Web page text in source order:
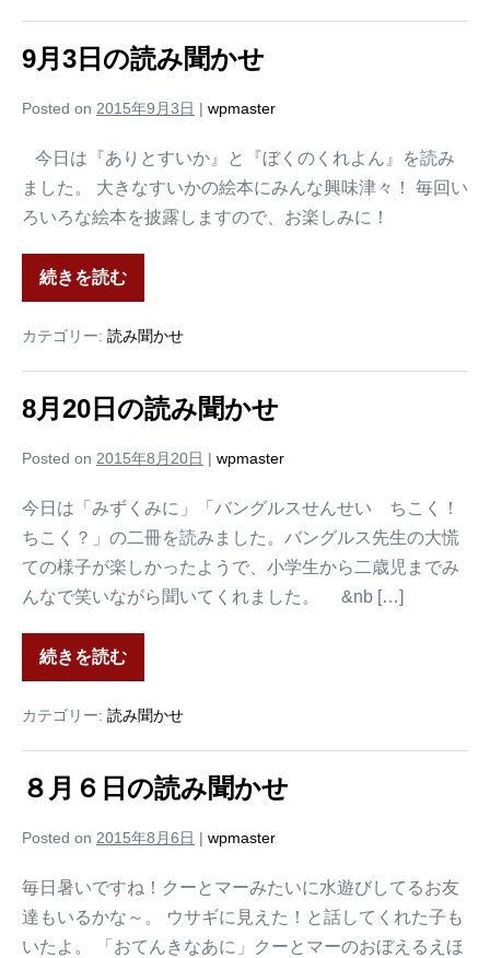
9月3日の読み聞かせ
Posted on 2015年9月3日 | wpmaster
今日は『ありとすいか』と『ぼくのくれよん』を読み
ました。 大きなすいかの絵本にみんな興味津々！ 毎回い
ろいろな絵本を披露しますので、お楽しみに！
続きを読む
カテゴリー: 読み聞かせ
8月20日の読み聞かせ
Posted on 2015年8月20日 | wpmaster
今日は「みずくみに」「バングルスせんせい ちこく！
ちこく？」の二冊を読みました。バングルス先生の大慌
ての様子が楽しかったようで、小学生から二歳児までみ
んなで笑いながら聞いてくれました。 &nb […]
続きを読む
カテゴリー: 読み聞かせ
８月６日の読み聞かせ
Posted on 2015年8月6日 | wpmaster
毎日暑いですね！クーとマーみたいに水遊びしてるお友
達もいるかな～。 ウサギに見えた！と話してくれた子も
いたよ。 「おてんきなあに」クーとマーのおぼえるえほ